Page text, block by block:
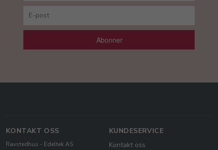
Abonner
KONTAKT OSS
Ravstedhus - Edeltek AS
KUNDESERVICE
Kontakt oss